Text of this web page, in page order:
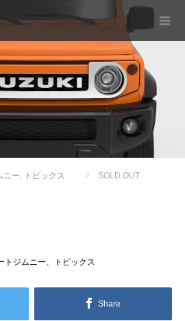
ニー, トピックス SOLD OUT
トジムニー、 トピックス
Share